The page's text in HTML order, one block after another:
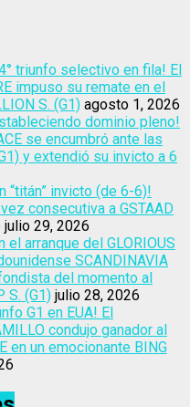
triunfo selectivo en fila! El
impuso su remate en el
S. (G1) agosto 1, 2026
dominio pleno!
se encumbró ante las
y extendió su invicto a 6
“titán” invicto (de 6-6)!
consecutiva a GSTAAD
julio 29, 2026
el arranque del GLORIOUS
SCANDINAVIA
del momento al
S. (G1) julio 28, 2026
G1 en EUA! El
condujo ganador al
en un emocionante BING